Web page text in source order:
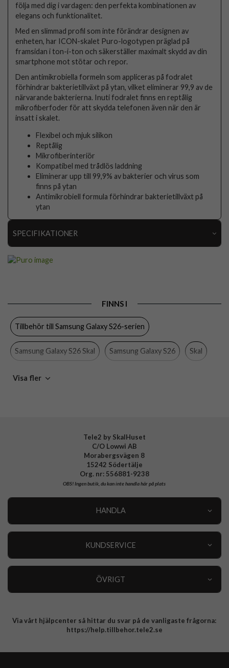
följa med dig i vardagen: den perfekta kombinationen av
elegans och funktionalitet.
Med en slimmad profil som inte förändrar designen av
enheten, har ICON-skalet Puro-logotypen präglad på
framsidan i ton-i-ton och säkerställer maximalt skydd av din
smartphone mot stötar och repor.
Den antimikrobiella formeln som appliceras på fodralet
förhindrar bakterietillväxt på ytan, vilket eliminerar 99,9 av de
närvarande bakterierna. Inuti fodralet finns en reptålig
mikrofiberfoder för att skydda telefonen även när den är
insatt i skalet.
Flexibel och mjuk silikon
Reptålig
Mikrofiberinteriör
Kompatibel med trådlös laddning
Eliminerar upp till 99,9% av bakterier och virus som
finns på ytan
Antimikrobiell formula förhindrar bakterietillväxt på
ytan
SPECIFIKATIONER
Trådlös laddning-kompatibel
Färg
Silikon
Tillverkarens art nr
FINNS I
Tillbehör till Samsung Galaxy S26-serien
Samsung Galaxy S26 Skal Samsung Galaxy S26 Skal
Puro
Visa fler
Tele2 by SkalHuset
C/O Lowwi AB
Morabergsvägen 8
15242 Södertälje
Org. nr: 556881-9238
OBS!Ingen butik, du kan inte handla här på plats
HANDLA
KUNDSERVICE
ÖVRIGT
Integritetspolicy
Via vårt hjälpcenter så hittar du svar på de vanligaste frågorna:
https://help.tillbehor.tele2.se